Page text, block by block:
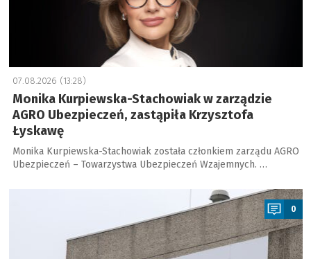
07.08.2026 (13:28)
Monika Kurpiewska-Stachowiak w zarządzie
AGRO Ubezpieczeń, zastąpiła Krzysztofa
Łyskawę
Monika Kurpiewska-Stachowiak została członkiem zarządu AGRO
Ubezpieczeń – Towarzystwa Ubezpieczeń Wzajemnych. …
0